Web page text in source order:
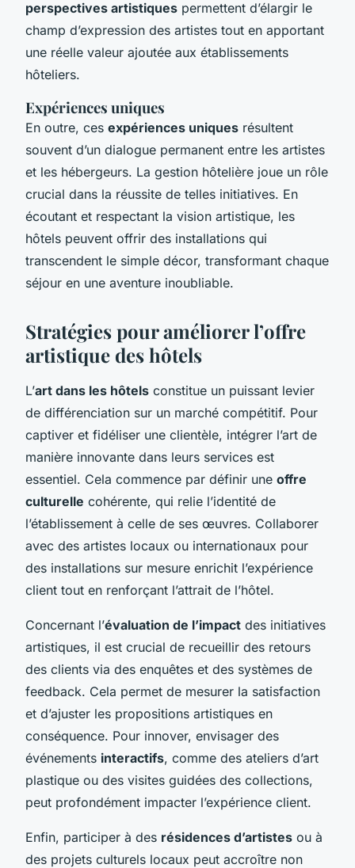
perspectives artistiques permettent d’élargir le
champ d’expression des artistes tout en apportant
une réelle valeur ajoutée aux établissements
hôteliers.
Expériences uniques
En outre, ces expériences uniques résultent
souvent d’un dialogue permanent entre les artistes
et les hébergeurs. La gestion hôtelière joue un rôle
crucial dans la réussite de telles initiatives. En
écoutant et respectant la vision artistique, les
hôtels peuvent offrir des installations qui
transcendent le simple décor, transformant chaque
séjour en une aventure inoubliable.
Stratégies pour améliorer l’offre
artistique des hôtels
L’art dans les hôtels constitue un puissant levier
de différenciation sur un marché compétitif. Pour
captiver et fidéliser une clientèle, intégrer l’art de
manière innovante dans leurs services est
essentiel. Cela commence par définir une offre
culturelle cohérente, qui relie l’identité de
l’établissement à celle de ses œuvres. Collaborer
avec des artistes locaux ou internationaux pour
des installations sur mesure enrichit l’expérience
client tout en renforçant l’attrait de l’hôtel.
Concernant l’évaluation de l’impact des initiatives
artistiques, il est crucial de recueillir des retours
des clients via des enquêtes et des systèmes de
feedback. Cela permet de mesurer la satisfaction
et d’ajuster les propositions artistiques en
conséquence. Pour innover, envisager des
événements interactifs, comme des ateliers d’art
plastique ou des visites guidées des collections,
peut profondément impacter l’expérience client.
Enfin, participer à des résidences d’artistes ou à
des projets culturels locaux peut accroître non